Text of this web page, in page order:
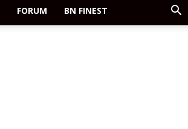
FORUM BN FINEST